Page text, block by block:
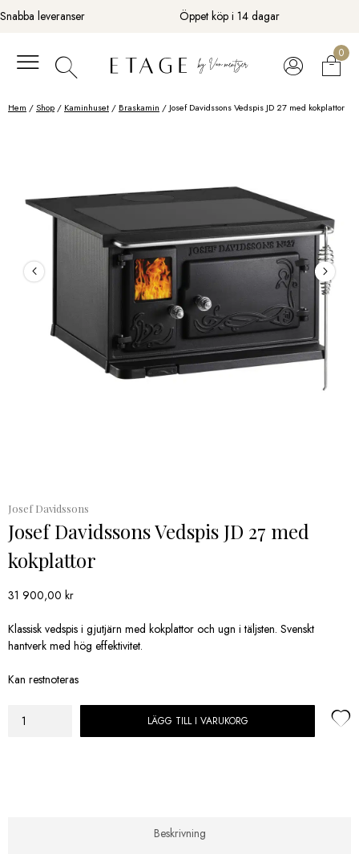
Fortsätt
till
Snabba leveranser Öppet köp i 14 dagar
0
Hem /Shop / Kaminhuset / Braskamin / Josef Davidssons Vedspis JD 27 med kokplattor
Josef Davidssons
Josef Davidssons Vedspis JD 27 med
kokplattor
31 900,00 kr
Klassisk vedspis i gjutjärn med kokplattor och ugn i täljsten. Svenskt
hantverk med hög effektivitet.
Kan restnoteras
Josef
LÄGG TILL I VARUKORG
Beskrivning